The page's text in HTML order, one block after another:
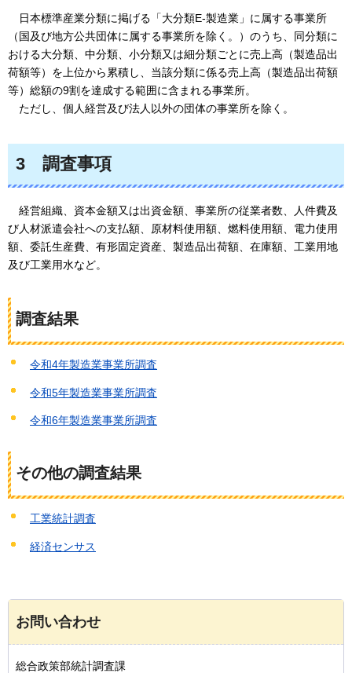
日本標準産業分類に掲げる「大分類E-製造業」に属する事業所
（国及び地方公共団体に属する事業所を除 く。）のうち、同分類に
おける大分類、中分類、小分類又は細分類ごとに売上高（製造品出
荷額等）を上位から累積し、当該分類に係る売上高（製造品出荷額
等）総額の9割を達成する範囲に含まれる事業所。
ただし、個人経営及び法人以外の団体の事業所を除く。
3 調査事項
経営組織、資本金額又は出資金額、事業所の従業者数、人件費及
び人材派遣会社への支払額、原材料使用額、燃料使用額、電力使用
額、委託生産費、有形固定資産、製造品出荷額、在庫額、工業用地
及び工業用水など。
調査結果
令和4年製造業事業所調査
令和5年製造業事業所調査
令和6年製造業事業所調査
その他の調査結果
工業統計調査
経済センサス
お問い合わせ
総合政策部統計調査課